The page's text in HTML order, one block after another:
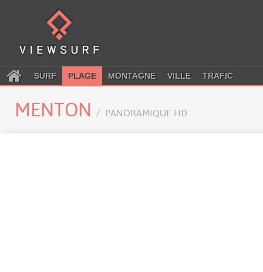
SURF PLAGE MONTAGNE VILLE TRAFIC
MENTON PANORAMIQUE HD